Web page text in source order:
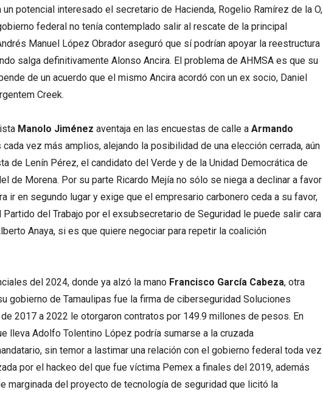
potencial interesado el secretario de Hacienda, Rogelio Ramírez de la O,
federal no tenía contemplado salir al rescate de la principal
Manuel López Obrador aseguró que sí podrían apoyar la reestructura
salga definitivamente Alonso Ancira. El problema de AHMSA es que su
de un acuerdo que el mismo Ancira acordó con un ex socio, Daniel
Creek.
Manolo Jiménez aventaja en las encuestas de calle a Armando
cada vez más amplios, alejando la posibilidad de una elección cerrada, aún
de Lenín Pérez, el candidato del Verde y de la Unidad Democrática de
de Morena. Por su parte Ricardo Mejía no sólo se niega a declinar a favor
ir en segundo lugar y exige que el empresario carbonero ceda a su favor,
del Trabajo por el exsubsecretario de Seguridad le puede salir cara
Anaya, si es que quiere negociar para repetir la coalición
del 2024, donde ya alzó la mano Francisco García Cabeza, otra
gobierno de Tamaulipas fue la firma de ciberseguridad Soluciones
2017 a 2022 le otorgaron contratos por 149.9 millones de pesos. En
lleva Adolfo Tolentino López podría sumarse a la cruzada
sin temor a lastimar una relación con el gobierno federal toda vez
por el hackeo del que fue víctima Pemex a finales del 2019, además
marginada del proyecto de tecnología de seguridad que licitó la